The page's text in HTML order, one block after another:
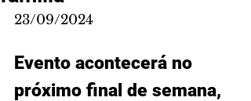
23/09/2024
Evento acontecerá no
próximo final de semana,